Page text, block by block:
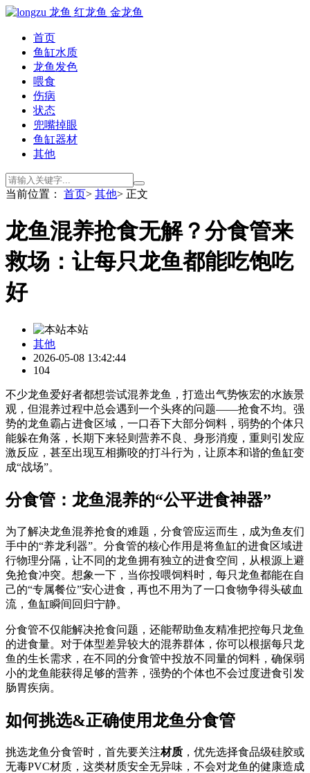
首页
鱼缸水质
龙鱼发色
喂食
伤病
状态
兜嘴掉眼
鱼缸器材
其他
当前位置： 首页> 其他> 正文
龙鱼混养抢食无解？分食管来
救场：让每只龙鱼都能吃饱吃
好
本站
其他
2026-05-08 13:42:44
104
不少龙鱼爱好者都想尝试混养龙鱼，打造出气势恢宏的水族景
观，但混养过程中总会遇到一个头疼的问题——抢食不均。强
势的龙鱼霸占进食区域，一口吞下大部分饲料，弱势的个体只
能躲在角落，长期下来轻则营养不良、身形消瘦，重则引发应
激反应，甚至出现互相撕咬的打斗行为，让原本和谐的鱼缸变
成“战场”。
分食管：龙鱼混养的“公平进食神器”
为了解决龙鱼混养抢食的难题，分食管应运而生，成为鱼友们
手中的“养龙利器”。分食管的核心作用是将鱼缸的进食区域进
行物理分隔，让不同的龙鱼拥有独立的进食空间，从根源上避
免抢食冲突。想象一下，当你投喂饲料时，每只龙鱼都能在自
己的“专属餐位”安心进食，再也不用为了一口食物争得头破血
流，鱼缸瞬间回归宁静。
分食管不仅能解决抢食问题，还能帮助鱼友精准把控每只龙鱼
的进食量。对于体型差异较大的混养群体，你可以根据每只龙
鱼的生长需求，在不同的分食管中投放不同量的饲料，确保弱
小的龙鱼能获得足够的营养，强势的个体也不会过度进食引发
肠胃疾病。
如何挑选&正确使用龙鱼分食管
挑选龙鱼分食管时，首先要关注材质 ，优先选择食品级硅胶或
无毒PVC材质，这类材质安全无异味，不会对龙鱼的健康造成